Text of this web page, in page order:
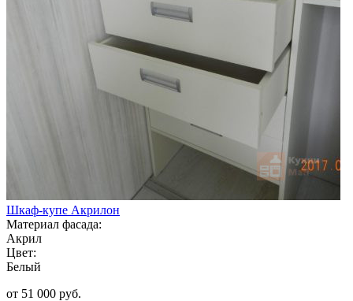
Шкаф-купе Акрилон
Материал фасада:
Акрил
Цвет:
Белый
от 51 000 руб.